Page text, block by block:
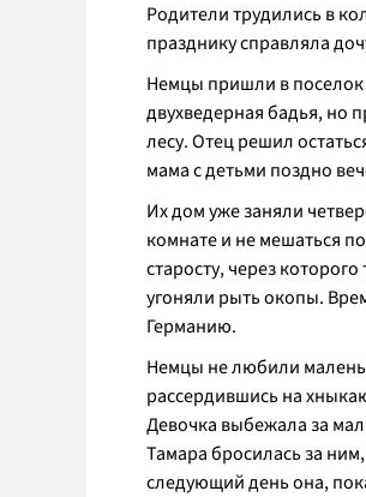
Родители трудились в
празднику справляла
Немцы пришли в поселок
двухведерная бадья, но
лесу. Отец решил
мама с детьми поздно
Их дом уже заняли
комнате и не мешаться
старосту, через
угоняли рыть окопы.
Германию.
Немцы не любили
рассердившись на
Девочка выбежала за
Тамара бросилась за
следующий день она,